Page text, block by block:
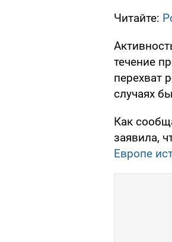
Читайте:
течение
перехват
случаях
Как
заявила,
Европе